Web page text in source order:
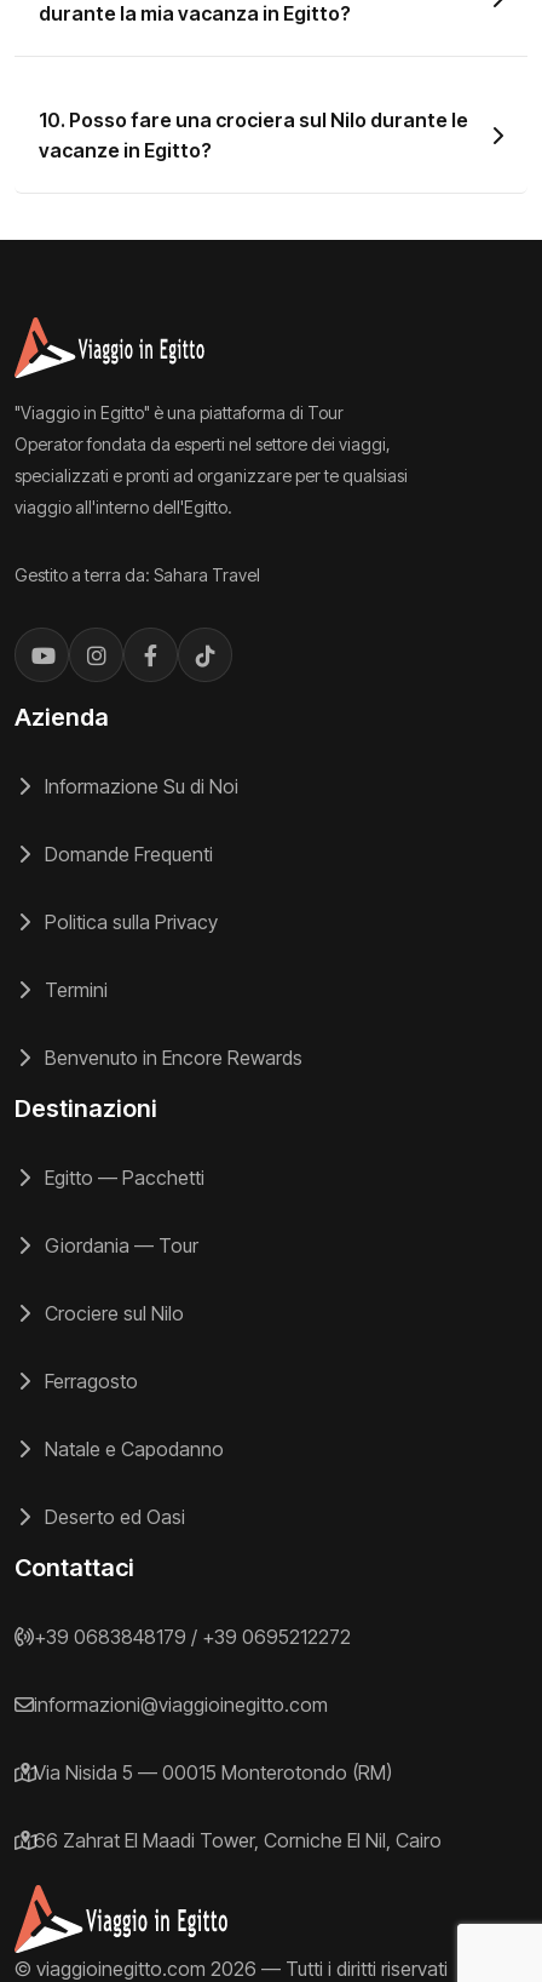
durante la mia vacanza in Egitto?
10. Posso fare una crociera sul Nilo durante le
vacanze in Egitto?
"Viaggio in Egitto" è una piattaforma di Tour
Operator fondata da esperti nel settore dei viaggi,
specializzati e pronti ad organizzare per te qualsiasi
viaggio all'interno dell'Egitto.
Gestito a terra da: Sahara Travel
Azienda
Informazione Su di Noi
Domande Frequenti
Politica sulla Privacy
Termini
Benvenuto in Encore Rewards
Destinazioni
Egitto — Pacchetti
Giordania — Tour
Crociere sul Nilo
Ferragosto
Natale e Capodanno
Deserto ed Oasi
Contattaci
+39 0683848179 / +39 0695212272
informazioni@viaggioinegitto.com
Via Nisida 5 — 00015 Monterotondo (RM)
66 Zahrat El Maadi Tower, Corniche El Nil, Cairo
© viaggioinegitto.com 2026 — Tutti i diritti riservati